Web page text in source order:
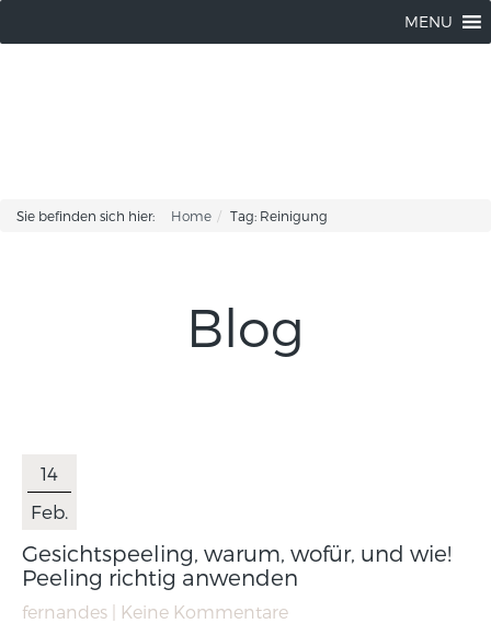
MENU
Sie befinden sich hier: Home Tag: Reinigung
Blog
14
Feb.
Gesichtspeeling, warum, wofür, und wie!
Peeling richtig anwenden
fernandes | Keine Kommentare